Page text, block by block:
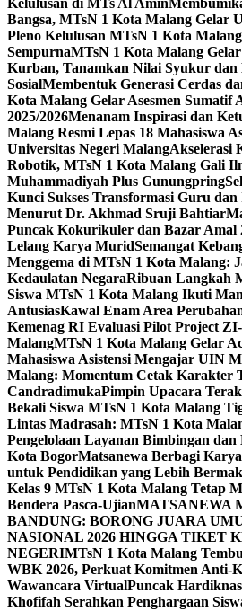
Kelulusan di MTs Al Amin
Bangsa, MTsN 1 Kota Malang Gelar
Pleno Kelulusan MTsN 1 Kota
SempurnaMTsN 1 Kota Malang
Kurban, Tanamkan Nilai Syukur dan
SosialMembentuk Generasi Cerdas
Kota Malang Gelar Asesmen
2025/2026Menanam Inspirasi dan
Malang Resmi Lepas 18 Mahasiswa
Universitas Negeri MalangAkselerasi
Robotik, MTsN 1 Kota Malang Gali
Muhammadiyah Plus Gunungpring
Kunci Sukses Transformasi Guru
Menurut Dr. Akhmad Sruji Bahtiar
Puncak Kokurikuler dan Bazar Amal
Lelang Karya MuridSemangat
Menggema di MTsN 1 Kota Malang:
Kedaulatan NegaraRibuan Langkah
Siswa MTsN 1 Kota Malang Ikuti
AntusiasKawal Enam Area
Kemenag RI Evaluasi Pilot Project
MalangMTsN 1 Kota Malang Gelar
Mahasiswa Asistensi Mengajar UIN
Malang: Momentum Cetak Karakter
CandradimukaPimpin Upacara
Bekali Siswa MTsN 1 Kota Malang
Lintas Madrasah: MTsN 1 Kota
Pengelolaan Layanan Bimbingan
Kota BogorMatsanewa Berbagi
untuk Pendidikan yang Lebih
Kelas 9 MTsN 1 Kota Malang Tetap
Bendera Pasca-UjianMATSANEWA
BANDUNG: BORONG JUARA
NASIONAL 2026 HINGGA TIKET
NEGERIMTsN 1 Kota Malang
WBK 2026, Perkuat Komitmen Anti-
Wawancara VirtualPuncak
Khofifah Serahkan Penghargaan